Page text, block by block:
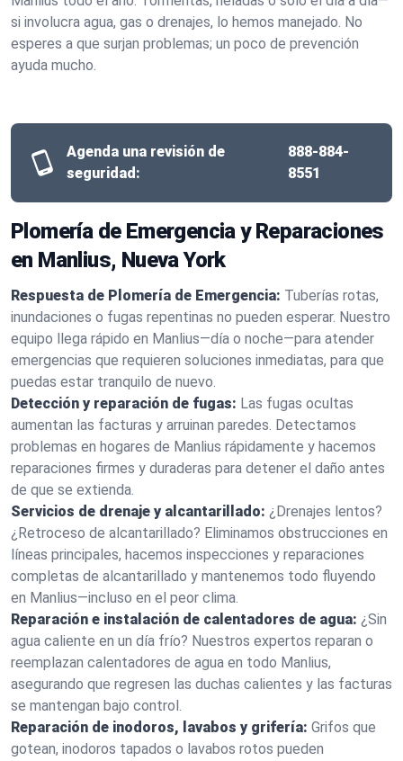
si involucra agua, gas o drenajes, lo hemos manejado. No
esperes a que surjan problemas; un poco de prevención
ayuda mucho.
Agenda una revisión de
seguridad:
888-884-
8551
Plomería de Emergencia y Reparaciones
en Manlius, Nueva York
Respuesta de Plomería de Emergencia: Tuberías rotas,
inundaciones o fugas repentinas no pueden esperar. Nuestro
equipo llega rápido en Manlius—día o noche—para atender
emergencias que requieren soluciones inmediatas, para que
puedas estar tranquilo de nuevo.
Detección y reparación de fugas: Las fugas ocultas
aumentan las facturas y arruinan paredes. Detectamos
problemas en hogares de Manlius rápidamente y hacemos
reparaciones firmes y duraderas para detener el daño antes
de que se extienda.
Servicios de drenaje y alcantarillado: ¿Drenajes lentos?
¿Retroceso de alcantarillado? Eliminamos obstrucciones en
líneas principales, hacemos inspecciones y reparaciones
completas de alcantarillado y mantenemos todo fluyendo
en Manlius—incluso en el peor clima.
Reparación e instalación de calentadores de agua: ¿Sin
agua caliente en un día frío? Nuestros expertos reparan o
reemplazan calentadores de agua en todo Manlius,
asegurando que regresen las duchas calientes y las facturas
se mantengan bajo control.
Reparación de inodoros, lavabos y grifería: Grifos que
gotean, inodoros tapados o lavabos rotos pueden